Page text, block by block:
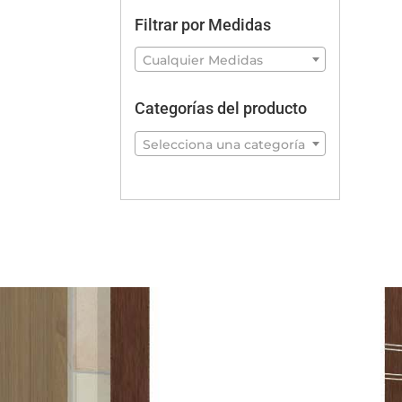
Filtrar por Medidas
Cualquier Medidas
Categorías del producto
Selecciona una categoría